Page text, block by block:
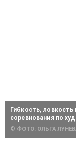
Гибкость,
соревнования по
© ФОТО: ОЛЬГА